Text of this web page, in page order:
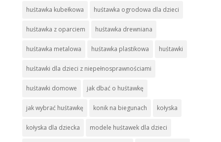
huśtawka kubełkowa huśtawka ogrodowa dla dzieci
huśtawka z oparciem huśtawka drewniana
huśtawka metalowa huśtawka plastikowa huśtawki
huśtawki dla dzieci z niepełnosprawnościami
huśtawki domowe jak dbać o huśtawkę
jak wybrać huśtawkę konik na biegunach kołyska
kołyska dla dziecka modele huśtawek dla dzieci